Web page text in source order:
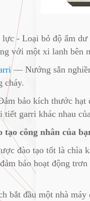
- Loại bỏ độ ẩm
với một xi lanh bên
— Nướng sắn
cháy.
bảo kích thước hạt
tiết garri khác nhau
tạo công nhân của
đào tạo tốt là chìa
bảo hoạt động
bắt đầu một nhà